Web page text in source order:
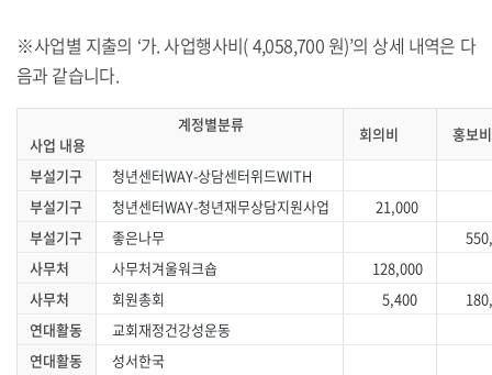
※사업별 지출의 ‘가. 사업행사비( 4,058,700 원)’의 상세 내역은 다
음과 같습니다.
계정별분류
사업 내용
회의비
홍보비
부설기구
청년센터WAY-상담센터위드WITH
부설기구
청년센터WAY-청년재무상담지원사업
21,000
부설기구
좋은나무
사무처
사무처겨울워크숍
128,000
사무처
회원총회 5,400
연대활동
교회재정건강성운동
연대활동
성서한국